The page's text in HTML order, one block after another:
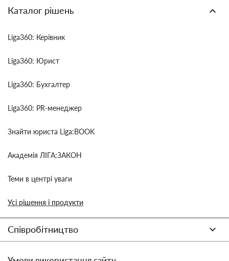
Каталог рішень
Liga360: Керівник
Liga360: Юрист
Liga360: Бухгалтер
Liga360: PR-менеджер
Знайти юриста Liga:BOOK
Академія ЛІГА:ЗАКОН
Теми в центрі уваги
Усі рішення і продукти
Співробітництво